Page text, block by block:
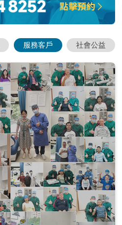
服務客戶 社會公益